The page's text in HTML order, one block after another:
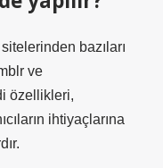
bazıları
ve
özellikleri,
ihtiyaçlarına